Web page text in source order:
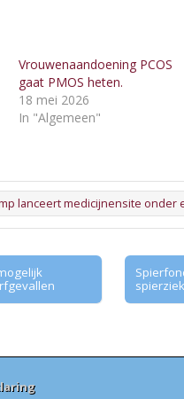
Vrouwenaandoening PCOS
gaat PMOS heten.
18 mei 2026
In "Algemeen"
lanceert medicijnensite onder